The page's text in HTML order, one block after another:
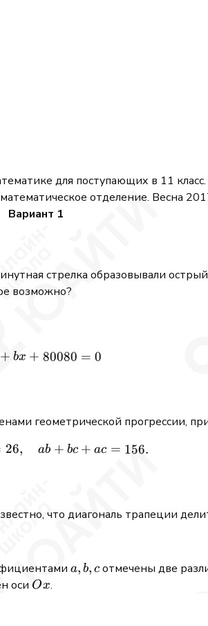
для поступающих в 11 класс.
отделение. Весна
Вариант 1
стрелка образовывали острый
возможно?
x^2 + b x + 80080 = 0
+ bx + 80080 = 0
геометрической прогрессии,
a + b + c = 26,\quad ab +
26, ab + bc + ac = 156.
что диагональ трапеции
a,b,c
a, b, c отмечены две
оси Ox
Ox.